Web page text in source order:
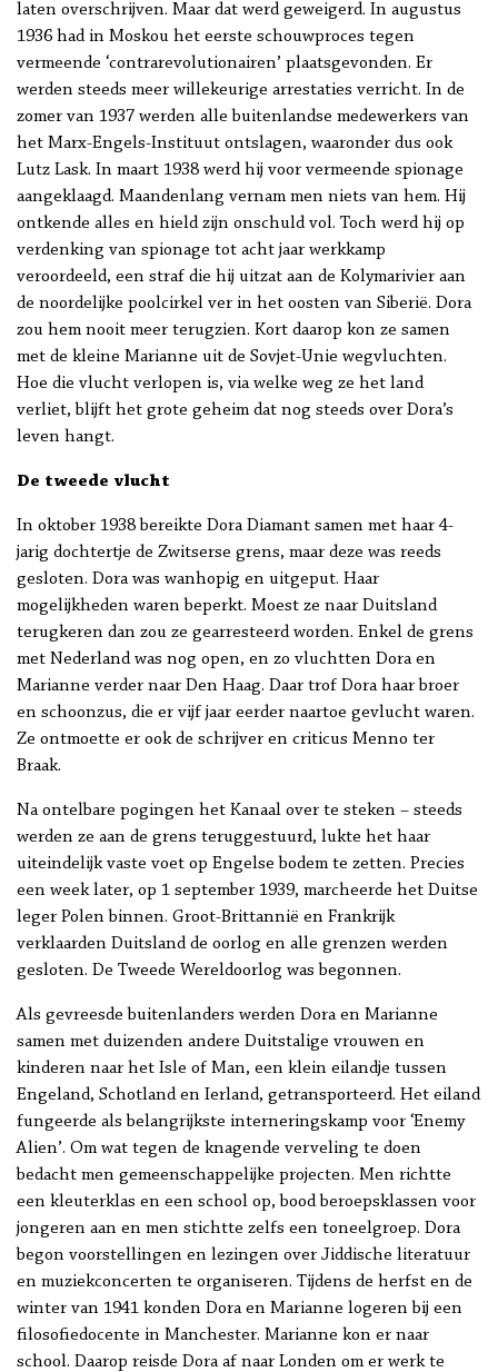
laten overschrijven. Maar dat werd geweigerd. In augustus
1936 had in Moskou het eerste schouwproces tegen
vermeende ‘contrarevolutionairen’ plaatsgevonden. Er
werden steeds meer willekeurige arrestaties verricht. In de
zomer van 1937 werden alle buitenlandse medewerkers van
het Marx-Engels-Instituut ontslagen, waaronder dus ook
Lutz Lask. In maart 1938 werd hij voor vermeende spionage
aangeklaagd. Maandenlang vernam men niets van hem. Hij
ontkende alles en hield zijn onschuld vol. Toch werd hij op
verdenking van spionage tot acht jaar werkkamp
veroordeeld, een straf die hij uitzat aan de Kolymarivier aan
de noordelijke poolcirkel ver in het oosten van Siberië. Dora
zou hem nooit meer terugzien. Kort daarop kon ze samen
met de kleine Marianne uit de Sovjet-Unie wegvluchten.
Hoe die vlucht verlopen is, via welke weg ze het land
verliet, blijft het grote geheim dat nog steeds over Dora’s
leven hangt.
De tweede vlucht
In oktober 1938 bereikte Dora Diamant samen met haar 4-
jarig dochtertje de Zwitserse grens, maar deze was reeds
gesloten. Dora was wanhopig en uitgeput. Haar
mogelijkheden waren beperkt. Moest ze naar Duitsland
terugkeren dan zou ze gearresteerd worden. Enkel de grens
met Nederland was nog open, en zo vluchtten Dora en
Marianne verder naar Den Haag. Daar trof Dora haar broer
en schoonzus, die er vijf jaar eerder naartoe gevlucht waren.
Ze ontmoette er ook de schrijver en criticus Menno ter
Braak.
Na ontelbare pogingen het Kanaal over te steken – steeds
werden ze aan de grens teruggestuurd, lukte het haar
uiteindelijk vaste voet op Engelse bodem te zetten. Precies
een week later, op 1 september 1939, marcheerde het Duitse
leger Polen binnen. Groot-Brittannië en Frankrijk
verklaarden Duitsland de oorlog en alle grenzen werden
gesloten. De Tweede Wereldoorlog was begonnen.
Als gevreesde buitenlanders werden Dora en Marianne
samen met duizenden andere Duitstalige vrouwen en
kinderen naar het Isle of Man, een klein eilandje tussen
Engeland, Schotland en Ierland, getransporteerd. Het eiland
fungeerde als belangrijkste interneringskamp voor ‘Enemy
Alien’. Om wat tegen de knagende verveling te doen
bedacht men gemeenschappelijke projecten. Men richtte
een kleuterklas en een school op, bood beroepsklassen voor
jongeren aan en men stichtte zelfs een toneelgroep. Dora
begon voorstellingen en lezingen over Jiddische literatuur
en muziekconcerten te organiseren. Tijdens de herfst en de
winter van 1941 konden Dora en Marianne logeren bij een
filosofiedocente in Manchester. Marianne kon er naar
school. Daarop reisde Dora af naar Londen om er werk te